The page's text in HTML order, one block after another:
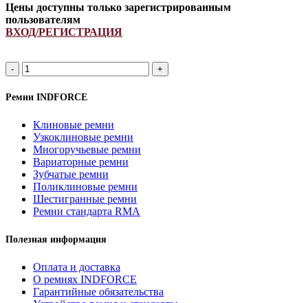
Цены доступны только зарегистрированным
пользователям
ВХОД/РЕГИСТРАЦИЯ
Ремень
84057914/
84175582/
1425268/
833865M1/
833865M2/
866865M2
INDFORCE
quantity
Ремни INDFORCE
Клиновые ремни
Узкоклиновые ремни
Многоручьевые ремни
Вариаторные ремни
Зубчатые ремни
Поликлиновые ремни
Шестигранные ремни
Ремни стандарта RMA
Полезная информация
Оплата и доставка
О ремнях INDFORCE
Гарантийные обязательства